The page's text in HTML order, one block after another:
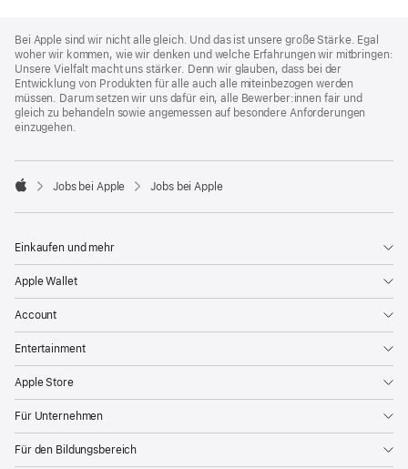
Footer
Bei Apple sind wir nicht alle gleich. Und das ist unsere große Stärke. Egal
woher wir kommen, wie wir denken und welche Erfahrungen wir mitbringen:
Unsere Vielfalt macht uns stärker. Denn wir glauben, dass bei der
Entwicklung von Produkten für alle auch alle miteinbezogen werden
müssen. Darum setzen wir uns dafür ein, alle Bewerber:innen fair und
gleich zu behandeln sowie angemessen auf besondere Anforderungen
einzugehen.

Jobs bei Apple Jobs bei Apple
Einkaufen und mehr
Apple Wallet
Account
Entertainment
Apple Store
Für Unternehmen
Für den Bildungsbereich